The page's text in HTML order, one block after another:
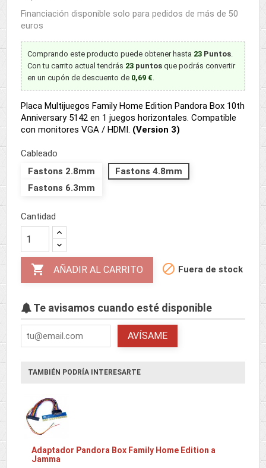
Financiación disponible solo para pedidos de más de 50
euros
Comprando este producto puede obtener hasta 23 Puntos.
Con tu carrito actual tendrás 23 puntos que podrás convertir
en un cupón de descuento de 0,69 €.
Placa Multijuegos Family Home Edition Pandora Box 10th
Anniversary 5142 en 1 juegos horizontales. Compatible
con monitores VGA / HDMI. (Version 3)
Cableado
Fastons 2.8mm
Fastons 4.8mm
Fastons 6.3mm
Cantidad
 AÑADIR AL CARRITO  Fuera de stock
Te avisamos cuando esté disponible
AVÍSAME
TAMBIÉN PODRÍA INTERESARTE
Adaptador Pandora Box Family Home Edition a
Jamma